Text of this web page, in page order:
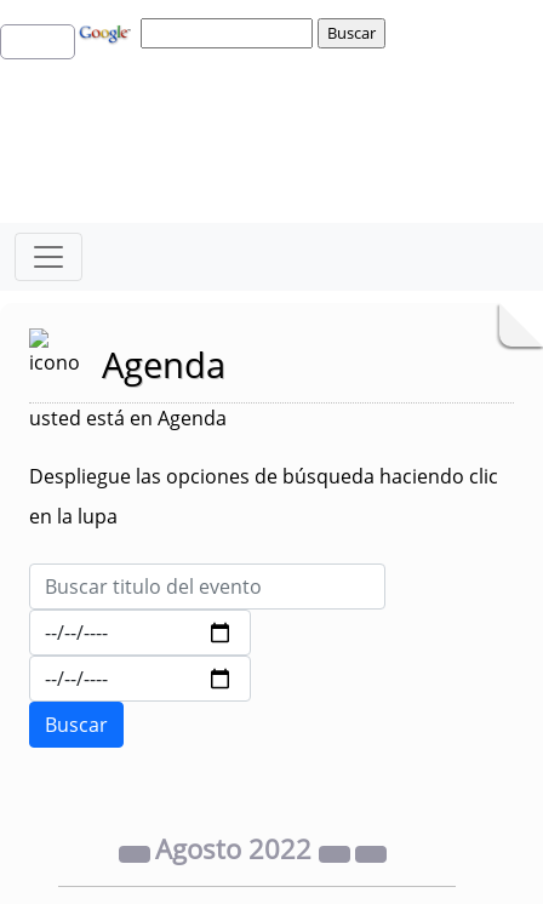
Agenda
usted está en Agenda
Despliegue las opciones de búsqueda haciendo clic
en la lupa
Agosto 2022